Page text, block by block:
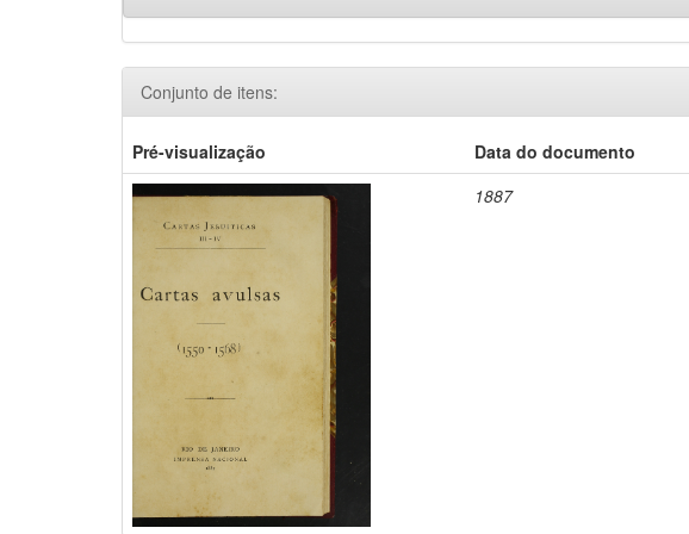
Conjunto de itens:
Pré-visualização Data do documento
1887